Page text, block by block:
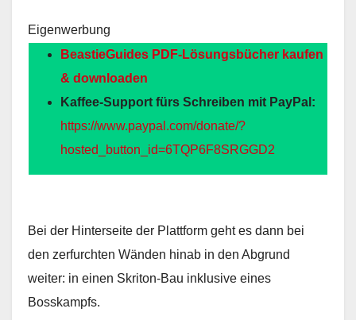
Eigenwerbung
BeastieGuides PDF-Lösungsbücher kaufen
& downloaden
Kaffee-Support fürs Schreiben mit PayPal:
https://www.paypal.com/donate/?
hosted_button_id=6TQP6F8SRGGD2
Bei der Hinterseite der Plattform geht es dann bei
den zerfurchten Wänden hinab in den Abgrund
weiter: in einen Skriton-Bau inklusive eines
Bosskampfs.